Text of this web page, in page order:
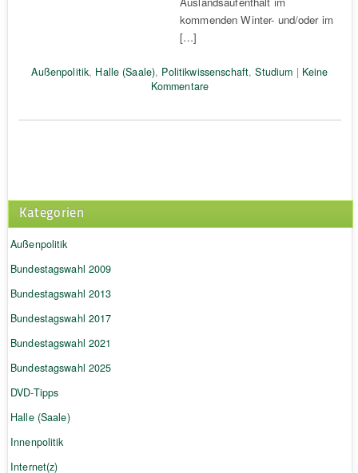
kommenden Winter- und/oder im
[…]
Außenpolitik, Halle (Saale), Politikwissenschaft,Studium | Keine
Kommentare
Kategorien
Außenpolitik
Bundestagswahl 2009
Bundestagswahl 2013
Bundestagswahl 2017
Bundestagswahl 2021
Bundestagswahl 2025
DVD-Tipps
Halle (Saale)
Innenpolitik
Internet(z)